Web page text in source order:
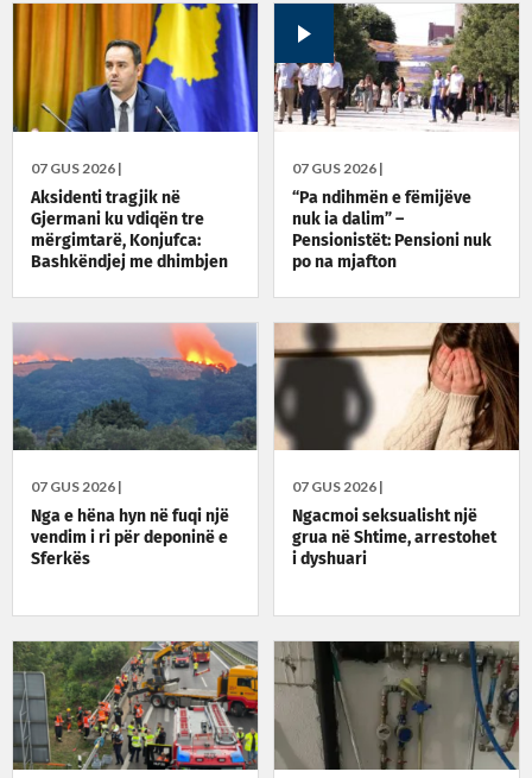
07 GUS 2026 |
Aksidenti tragjik në
Gjermani ku vdiqën tre
mërgimtarë, Konjufca:
Bashkëndjej me dhimbjen
07 GUS 2026 |
“Pa ndihmën e fëmijëve
nuk ia dalim” –
Pensionistët: Pensioni nuk
po na mjafton
07 GUS 2026 |
Nga e hëna hyn në fuqi një
vendim i ri për deponinë e
Sferkës
07 GUS 2026 |
Ngacmoi seksualisht një
grua në Shtime, arrestohet
i dyshuari